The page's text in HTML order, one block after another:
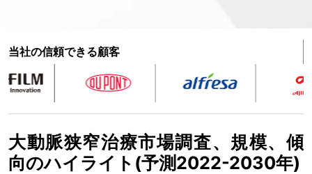
当社の信頼できる顧客
大動脈狭窄治療市場調査、規模、傾
向のハイライト(予測2022-2030年)